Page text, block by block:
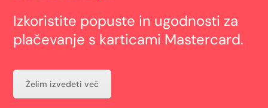
Izkoristite popuste in ugodnosti za
plačevanje s karticami Mastercard.
Želim izvedeti več